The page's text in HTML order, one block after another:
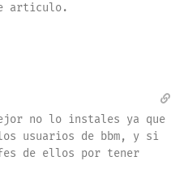
articulo.
no lo instales ya que
usuarios de bbm, y si
de ellos por tener